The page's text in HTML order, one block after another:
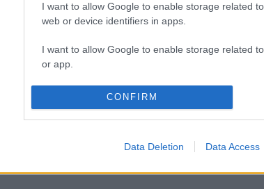
I want to allow Google to enable storage related
web or device identifiers in apps.
I want to allow Google to enable storage related
or app.
I want to allow Google to enable storage related
authentication functionality and fraud prevention,
CONFIRM
Data Deletion Data Access
Ο FDA ενέκρινε το πρώτο mRNA